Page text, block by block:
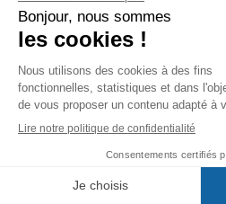
ENI Blog
Actualités, interviews, dossiers…
Toute l’informatique vue par ENI
ENI Ecole informatique
Formations de BAC+2 à BAC+5,
dans nos campus physiques et en
Groupe ENI